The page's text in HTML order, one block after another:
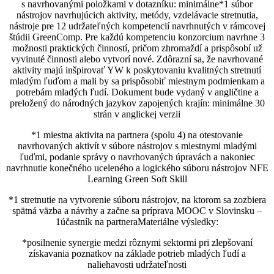
s navrhovanými položkami v dotazníku: minimálne*1 súbor
nástrojov navrhujúcich aktivity, metódy, vzdelávacie stretnutia,
nástroje pre 12 udržateľných kompetencií navrhnutých v rámcovej
štúdii GreenComp. Pre každú kompetenciu konzorcium navrhne 3
možnosti praktických činností, pričom zhromaždí a prispôsobí už
vyvinuté činnosti alebo vytvorí nové. Zdôrazní sa, že navrhované
aktivity majú inšpirovať YW k poskytovaniu kvalitných stretnutí
mladým ľuďom a mali by sa prispôsobiť miestnym podmienkam a
potrebám mladých ľudí. Dokument bude vydaný v angličtine a
preložený do národných jazykov zapojených krajín: minimálne 30
strán v anglickej verzii
*1 miestna aktivita na partnera (spolu 4) na otestovanie
navrhovaných aktivít v súbore nástrojov s miestnymi mladými
ľuďmi, podanie správy o navrhovaných úpravách a nakoniec
navrhnutie konečného uceleného a logického súboru nástrojov NFE
Learning Green Soft Skill
*1 stretnutie na vytvorenie súboru nástrojov, na ktorom sa zozbiera
spätná väzba a návrhy a začne sa príprava MOOC v Slovinsku –
1účastník na partneraMateriálne výsledky:
*posilnenie synergie medzi rôznymi sektormi pri zlepšovaní
získavania poznatkov na základe potrieb mladých ľudí a
naliehavosti udržateľnosti